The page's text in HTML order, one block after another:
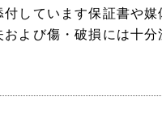
付しています保証書や
および傷・破損には十